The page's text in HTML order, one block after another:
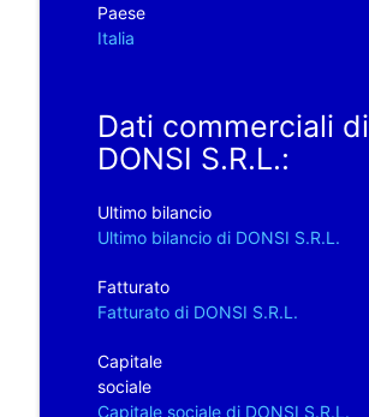
Paese
Italia
Dati commerciali di
DONSI S.R.L.:
Ultimo bilancio
Ultimo bilancio di DONSI S.R.L.
Fatturato
Fatturato di DONSI S.R.L.
Capitale
sociale
Capitale sociale di DONSI S.R.L.